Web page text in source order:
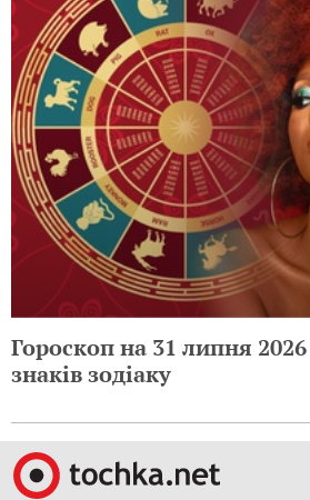
Гороскоп на 31 липня
знаків зодіаку